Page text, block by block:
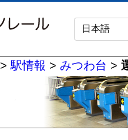
>駅情報 > みつわ台 >